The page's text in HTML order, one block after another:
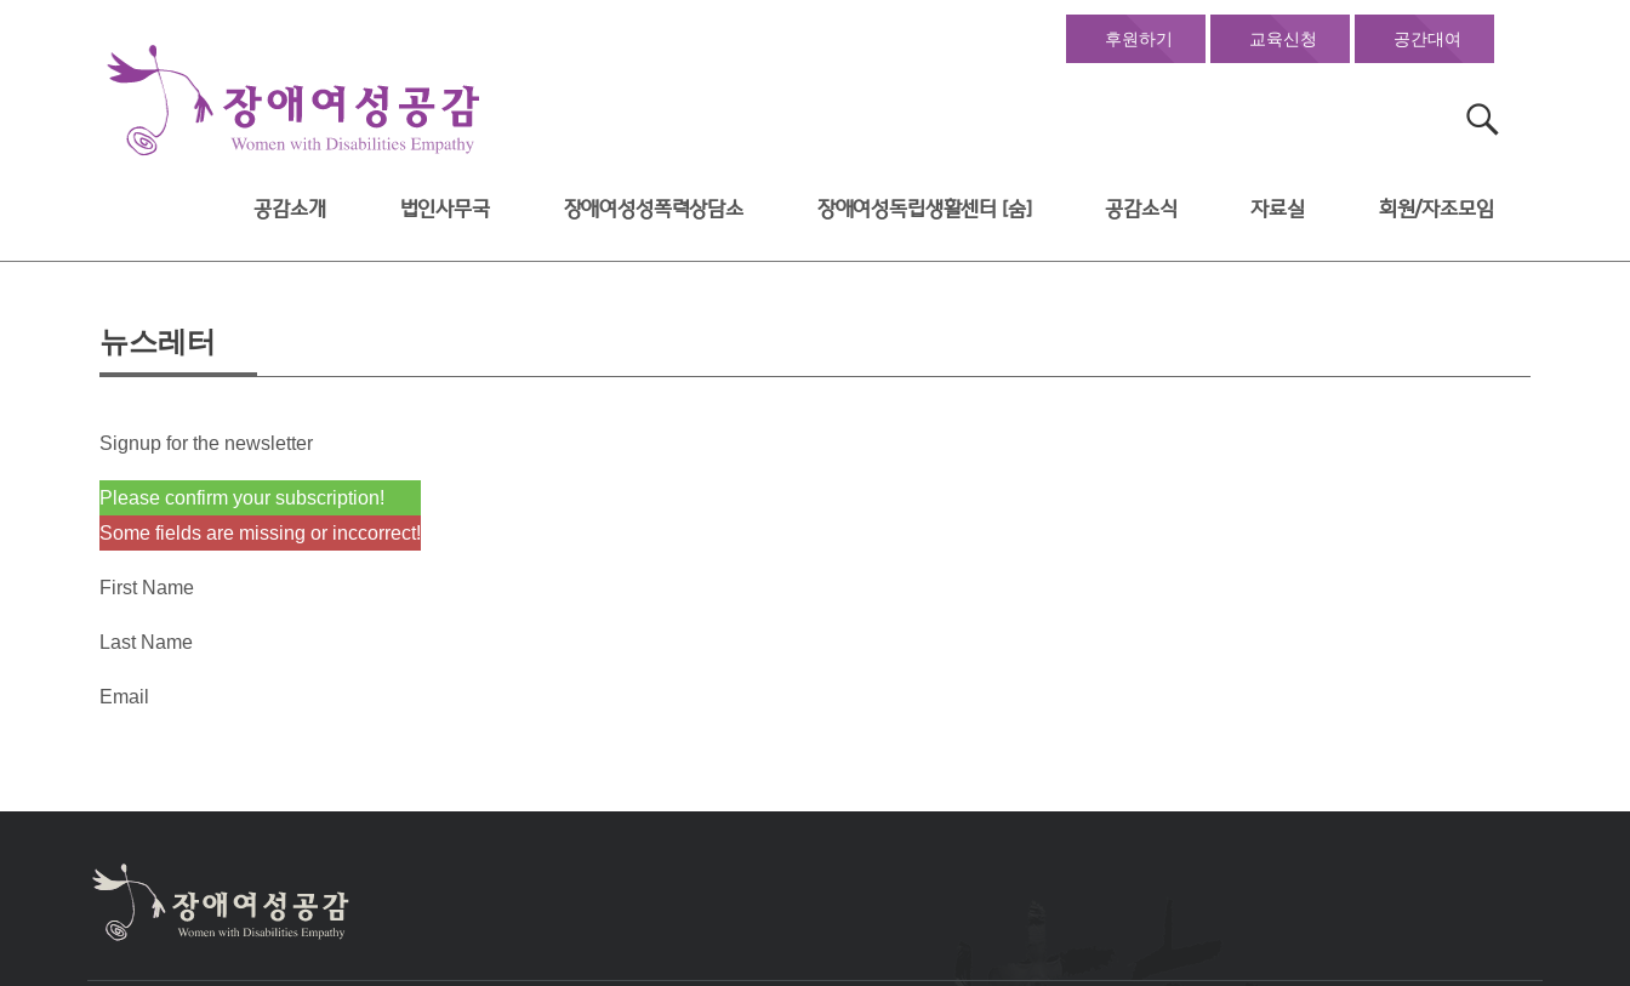
후원하기 교육신청 공간대여
공감소개 법인사무국 장애여성성폭력상담소 장애여성독립생활센터 [숨] 공감소식 자료실 회원/자조모임
뉴스레터
Signup for the newsletter
Please confirm your subscription!
Some fields are missing or inccorrect!
First Name
Last Name
Email